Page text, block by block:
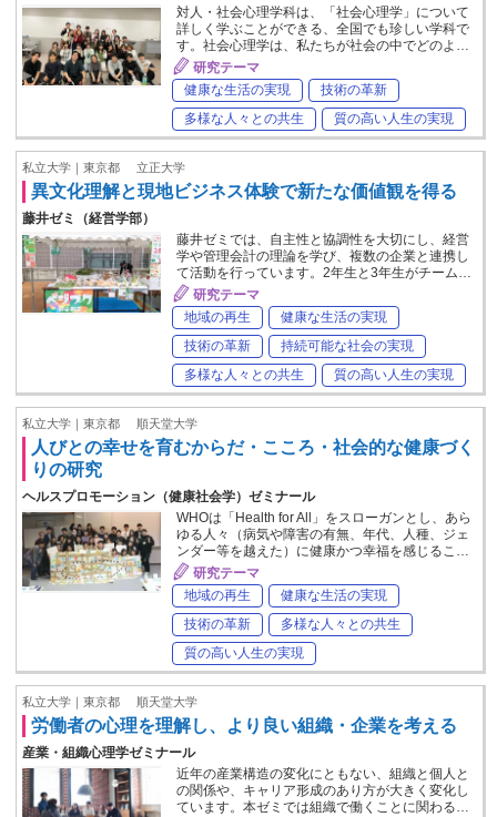
対人・社会心理学科は、「社会心理学」について
詳しく学ぶことができる、全国でも珍しい学科で
す。社会心理学は、私たちが社会の中でどのよ…
研究テーマ
健康な生活の実現
技術の革新
多様な人々との共生
質の高い人生の実現
私立大学｜東京都 立正大学
異文化理解と現地ビジネス体験で新たな価値観を得る
藤井ゼミ（経営学部）
藤井ゼミでは、自主性と協調性を大切にし、経営
学や管理会計の理論を学び、複数の企業と連携し
て活動を行っています。2年生と3年生がチーム…
研究テーマ
地域の再生
健康な生活の実現
技術の革新
持続可能な社会の実現
多様な人々との共生
質の高い人生の実現
私立大学｜東京都 順天堂大学
人びとの幸せを育むからだ・こころ・社会的な健康づく
りの研究
ヘルスプロモーション（健康社会学）ゼミナール
WHOは「Health for All」をスローガンとし、あら
ゆる人々（病気や障害の有無、年代、人種、ジェ
ンダー等を越えた）に健康かつ幸福を感じるこ…
研究テーマ
地域の再生
健康な生活の実現
技術の革新
多様な人々との共生
質の高い人生の実現
私立大学｜東京都 順天堂大学
労働者の心理を理解し、より良い組織・企業を考える
産業・組織心理学ゼミナール
近年の産業構造の変化にともない、組織と個人と
の関係や、キャリア形成のあり方が大きく変化し
ています。本ゼミでは組織で働くことに関わる…